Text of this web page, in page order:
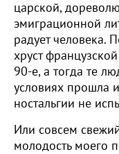
царской,
эмиграционной
радует человека.
хруст
90-е, а тогда те
условиях прошла
ностальгии не
Или совсем
молодость моего